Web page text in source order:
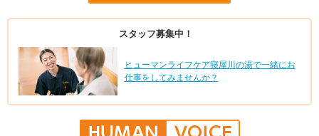
スタッフ募集中！
ヒューマンライフケア寝屋川の湯で一緒にお
仕事をしてみませんか？